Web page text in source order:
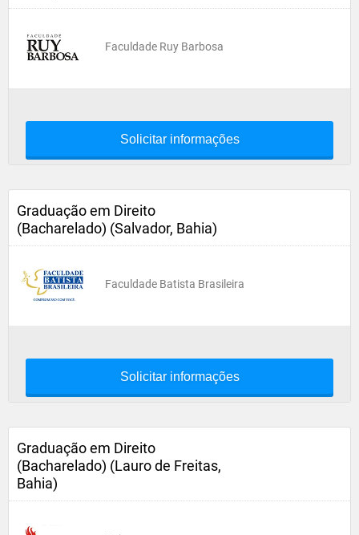
Faculdade Ruy Barbosa
Solicitar informações
Graduação em Direito
(Bacharelado) (Salvador, Bahia)
Faculdade Batista Brasileira
Solicitar informações
Graduação em Direito
(Bacharelado) (Lauro de Freitas,
Bahia)